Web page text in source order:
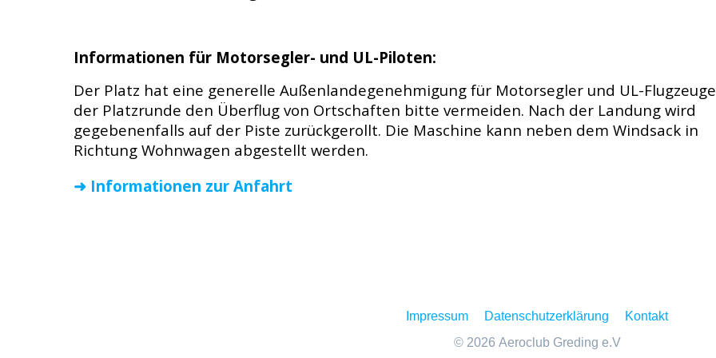
Informationen für Motorsegler- und UL-Piloten:
Der Platz hat eine generelle Außenlandegenehmigung für Motorsegler und UL-
der Platzrunde den Überflug von Ortschaften bitte vermeiden. Nach der Landung wird
gegebenenfalls auf der Piste zurückgerollt. Die Maschine kann neben dem Windsack in
Richtung Wohnwagen abgestellt werden.
➜ Informationen zur Anfahrt
Impressum Datenschutzerklärung
Kontakt
© 2026 Aeroclub Greding e.V